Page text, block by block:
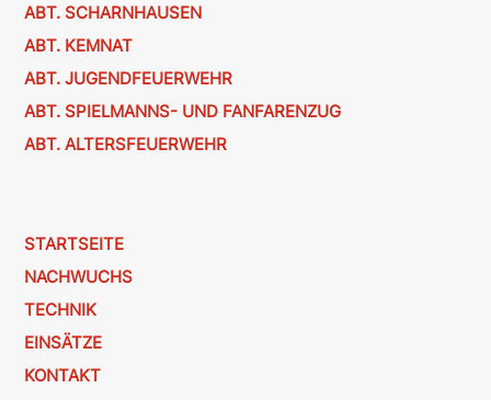
ABT. SCHARNHAUSEN
ABT. KEMNAT
ABT. JUGENDFEUERWEHR
ABT. SPIELMANNS- UND FANFARENZUG
ABT. ALTERSFEUERWEHR
STARTSEITE
NACHWUCHS
TECHNIK
EINSÄTZE
KONTAKT